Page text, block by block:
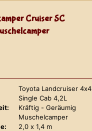
Cruiser SC
Toyota Landcruiser 4x4
Single Cab 4,2L
Kräftig - Geräumig
Muschelcamper
2,0 x 1,4 m